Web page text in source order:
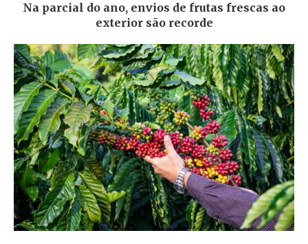
Na parcial do ano, envios de frutas frescas ao
exterior são recorde